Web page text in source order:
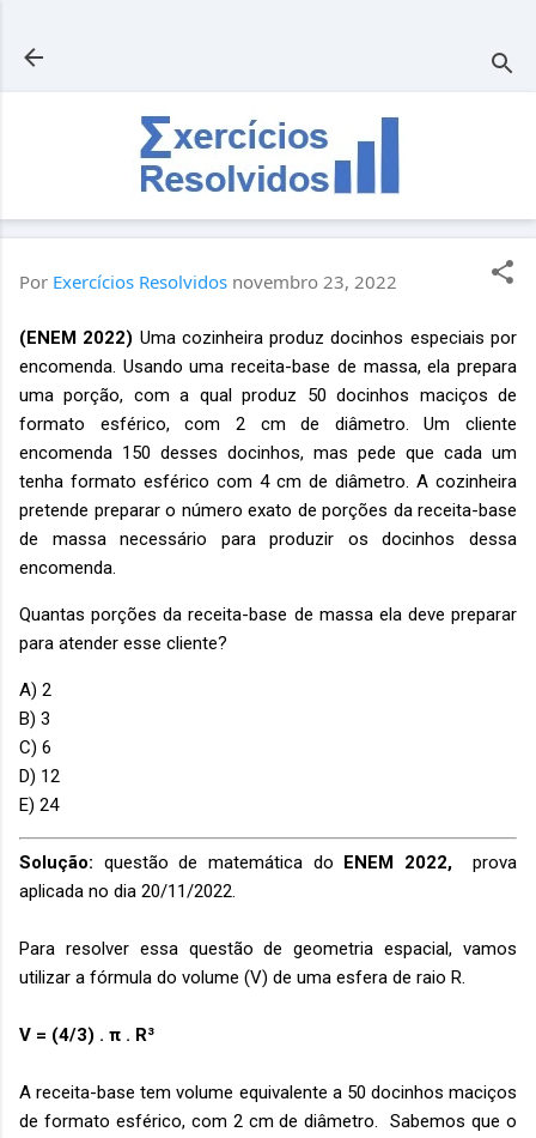
Por Exercícios Resolvidos novembro 23, 2022
(ENEM 2022) Uma cozinheira produz docinhos especiais por
encomenda. Usando uma receita-base de massa, ela prepara
uma porção, com a qual produz 50 docinhos maciços de
formato esférico, com 2 cm de diâmetro. Um cliente
encomenda 150 desses docinhos, mas pede que cada um
tenha formato esférico com 4 cm de diâmetro. A cozinheira
pretende preparar o número exato de porções da receita-base
de massa necessário para produzir os docinhos dessa
encomenda.
Quantas porções da receita-base de massa ela deve preparar
para atender esse cliente?
A) 2
B) 3
C) 6
D) 12
E) 24
Solução: questão de matemática do ENEM 2022,
prova
aplicada no dia 20/11/2022.
Para resolver essa questão de geometria espacial, vamos
utilizar a fórmula do volume (V) de uma esfera de raio R.
V = (4/3) . π . R³
A receita-base tem volume equivalente a 50 docinhos maciços
de formato esférico, com 2 cm de diâmetro. Sabemos que o